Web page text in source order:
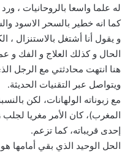
له علما واسعا بالروحانيات ،
كما انه خطير بالسحر الاسود
و يقول أنا أشتغل
الحال و كذلك العلاج و الفك و
هنا انتهت محادثتي مع الرجل
ويتواصل عبر التقنيات الحديثة.
مع زبوناته الولهانات، لكن
المغرب)، كان الأمر مغريا
إحدى قريباته، كما تزعم.
الحل الوحيد الذي بقي أمامها